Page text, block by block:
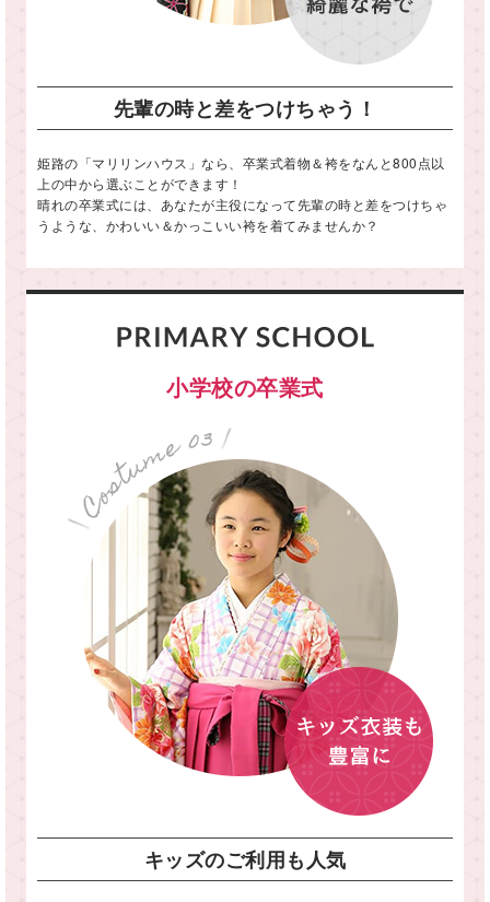
先輩の時と差をつけちゃう！
姫路の「マリリンハウス」なら、卒業式着物＆袴をなんと800点以
上の中から選ぶことができます！
晴れの卒業式には、あなたが主役になって先輩の時と差をつけちゃ
うような、かわいい＆かっこいい袴を着てみませんか？
小学校の卒業式
キッズのご利用も人気